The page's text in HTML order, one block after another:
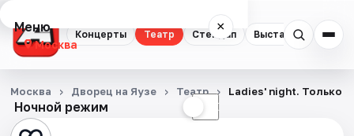
Концерты Театр Стендап Выставки
Меню ×
Москва
Концерты
Театр
Ночной режим ☾
Москва Дворец на Яузе Театр Ladies' night. Только